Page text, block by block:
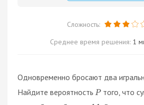
Сложность:
Среднее время решения: 1
Одновременно бросают два
Найдите вероятность P того, что